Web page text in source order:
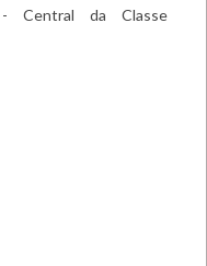
Central da Classe